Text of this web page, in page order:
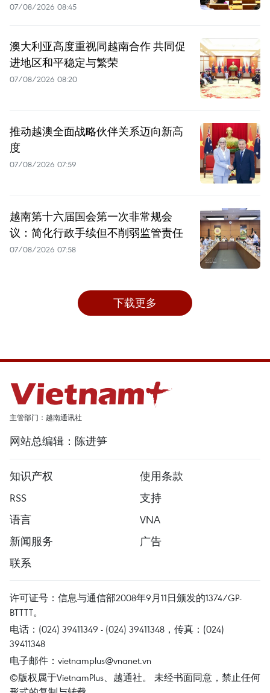
07/08/2026 08:45
澳大利亚高度重视同越南合作 共同促
进地区和平稳定与繁荣
07/08/2026 08:20
推动越澳全面战略伙伴关系迈向新高
度
07/08/2026 07:59
越南第十六届国会第一次非常规会
议：简化行政手续但不削弱监管责任
07/08/2026 07:58
下载更多
主管部门：越南通讯社
网站总编辑：陈进笋
知识产权
使用条款
RSS
支持
语言
VNA
新闻服务
广告
联系
许可证号：信息与通信部2008年9月11日颁发的1374/GP-
BTTTT。
电话：(024) 39411349 - (024) 39411348，传真：(024)
39411348
电子邮件： vietnamplus@vnanet.vn
©版权属于VietnamPlus、越通社。 未经书面同意，禁止任何